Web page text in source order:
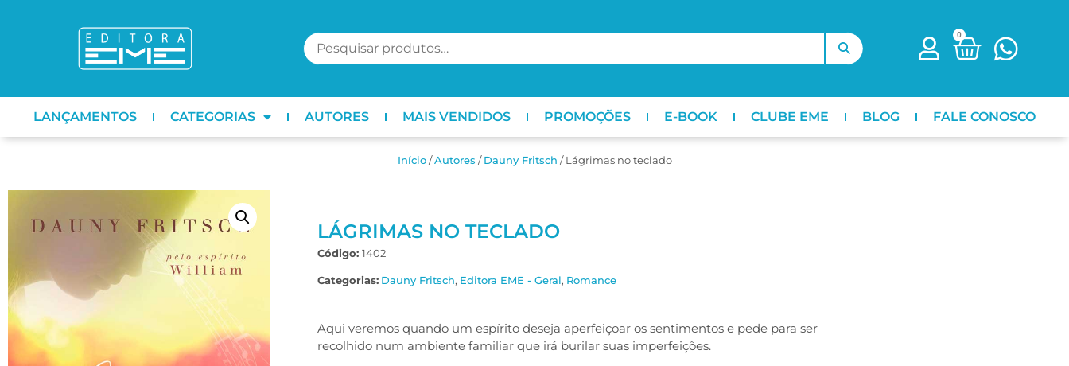
0
LANÇAMENTOS CATEGORIAS AUTORES MAIS VENDIDOS PROMOÇÕES E-BOOK CLUBE EME BLOG FALE CONOSCO
Início/ㅤAutores /Dauny Fritsch / Lágrimas no teclado
LÁGRIMAS NO TECLADO
Código: 1402
Categorias: Dauny Fritsch, Editora EME - Geral, Romance
Aqui veremos quando um espírito deseja aperfeiçoar os sentimentos e pede para ser
recolhido num ambiente familiar que irá burilar suas imperfeições.